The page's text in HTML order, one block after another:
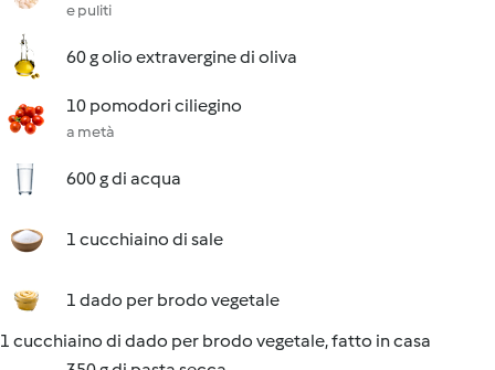
e puliti
60 g olio extravergine di oliva
10 pomodori ciliegino
a metà
600 g di acqua
1 cucchiaino di sale
1 dado per brodo vegetale
1 cucchiaino di dado per brodo vegetale, fatto in casa